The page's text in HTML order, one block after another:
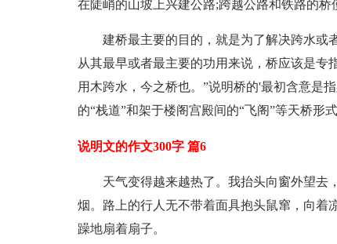
在陡峭的山坡上兴建公路;跨越公路和铁路的桥
建桥最主要的目的，就是为了解决跨水或
从其最早或者最主要的功用来说，桥应该是专
用木跨水，今之桥也。”说明桥的'最初含意是
的“栈道”和架于楼阁宫殿间的“飞阁”等天桥形式
说明文的作文300字 篇6
天气变得越来越热了。我抬头向窗外望去
烟。路上的行人无不带着面具抱头鼠窜，向着
躁地扇着扇子。